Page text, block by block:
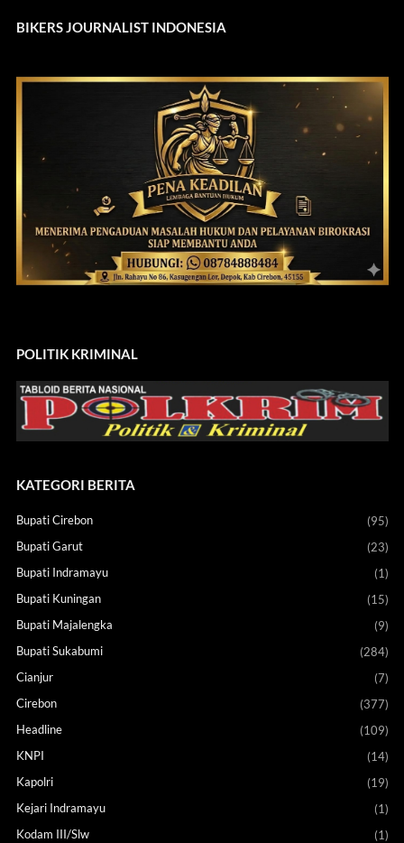
BIKERS JOURNALIST INDONESIA
POLITIK KRIMINAL
KATEGORI BERITA
Bupati Cirebon
(95)
Bupati Garut
(23)
Bupati Indramayu
(1)
Bupati Kuningan
(15)
Bupati Majalengka
(9)
Bupati Sukabumi
(284)
Cianjur
(7)
Cirebon
(377)
Headline
(109)
KNPI
(14)
Kapolri
(19)
Kejari Indramayu
(1)
Kodam III/Slw
(1)